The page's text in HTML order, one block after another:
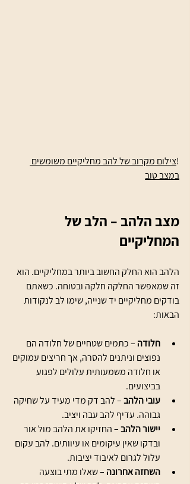
!צילום מקרוב של להב מחליקיים משומשים
במצב טוב
מצב הלהב – הלב של
המחליקיים
הלהב הוא החלק החשוב ביותר במחליקיים. הוא
זה שמאפשר החלקה חלקה ובטוחה. כשאתם
בודקים מחליקיים יד שנייה, שימו לב לנקודות
הבאות:
חלודה – כתמים שטחיים של חלודה הם
נפוצים וניתנים להסרה, אך חריצים עמוקים
או חלודה משמעותית עלולים לפגוע
בביצועים.
עובי הלהב – להב דק מדי מעיד על שחיקה
גבוהה. עדיף להב עבה ויציב.
יישור הלהב – החזיקו את הלהב מול אור
ובדקו שאין עיקומים או עיוותים. להב עקום
עלול לגרום לאיבוד יציבות.
השחזה אחרונה – שאלו מתי בוצעה